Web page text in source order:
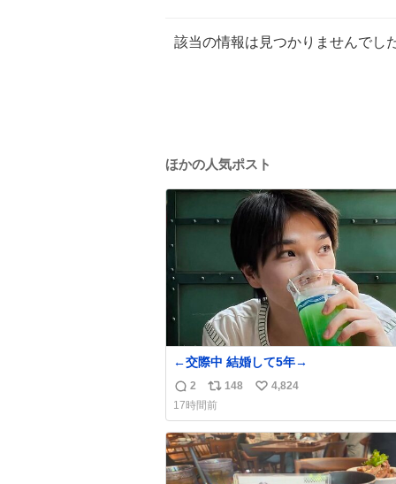
該当の情報は見つかりませんでした
ほかの人気ポスト
←交際中 結婚して5年→
返
信
数
2
リ
ポ
ス
ト
数
148
い
ね
数
4,824
17時間前